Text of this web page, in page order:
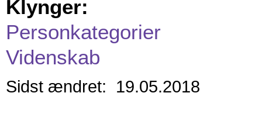
Klynger:
Personkategorier
Videnskab
Sidst ændret: 19.05.2018